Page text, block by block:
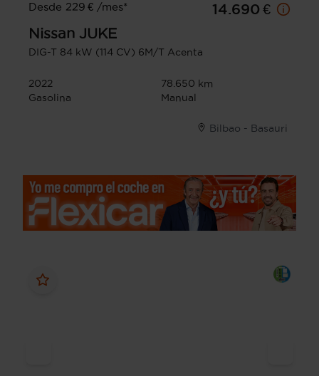
Desde 229 € /mes*
14.690 €
Nissan JUKE
DIG-T 84 kW (114 CV) 6M/T Acenta
2022
78.650 km
Gasolina
Manual
Bilbao - Basauri